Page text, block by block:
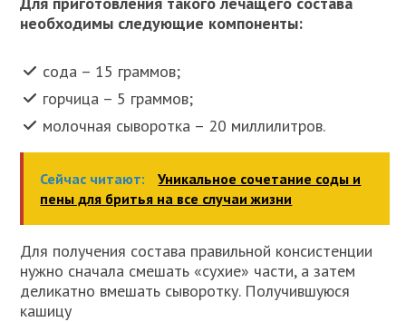
необходимы следующие компоненты:
сода – 15 граммов;
горчица – 5 граммов;
молочная сыворотка – 20 миллилитров.
Сейчас читают:
Уникальное сочетание соды и
пены для бритья на все случаи жизни
Для получения состава правильной консистенции
нужно сначала смешать «сухие» части, а затем
деликатно вмешать сыворотку. Получившуюся
кашицу